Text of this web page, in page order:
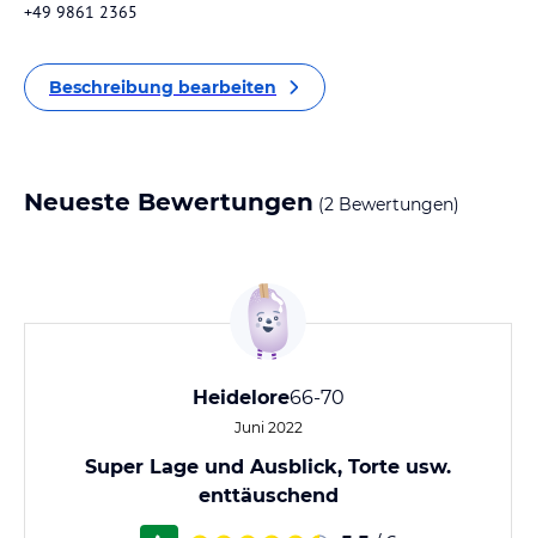
+49 9861 2365
Beschreibung bearbeiten
Neueste Bewertungen (2 Bewertungen)
Heidelore66-70
Juni 2022
Super Lage und Ausblick, Torte usw.
enttäuschend